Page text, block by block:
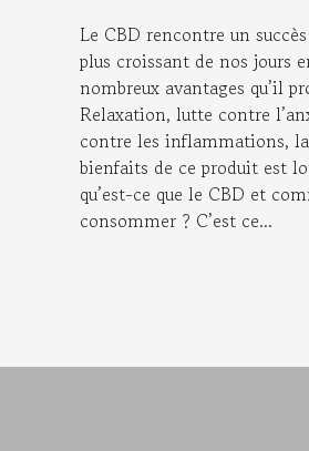
Le CBD rencontre un
plus croissant de nos jours
nombreux avantages qu’il
Relaxation, lutte contre
contre les inflammations,
bienfaits de ce produit est
qu’est-ce que le CBD et
consommer ? C’est ce...